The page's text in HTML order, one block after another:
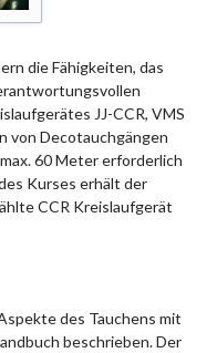
die Fähigkeiten, das
JJ-CCR, VMS
von Decotauchgängen
60 Meter erforderlich
Kurses erhält der
CCR Kreislaufgerät
des Tauchens mit
beschrieben. Der